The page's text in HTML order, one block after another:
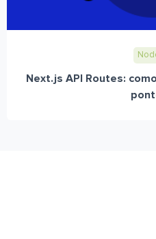
Next.js API Routes: